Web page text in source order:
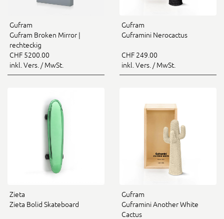
Gufram
Gufram Broken Mirror |
rechteckig
CHF 5200.00
inkl. Vers. / MwSt.
Gufram
Guframini Nerocactus
CHF 249.00
inkl. Vers. / MwSt.
Zieta
Zieta Bolid Skateboard
Gufram
Guframini Another White
Cactus